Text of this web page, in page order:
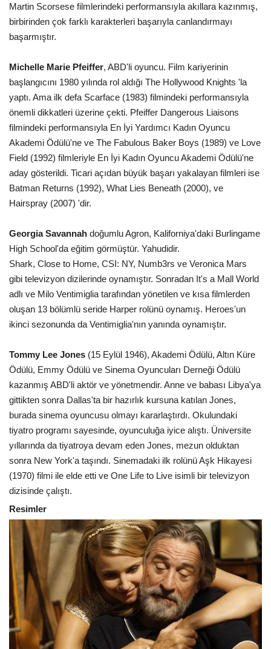
Martin Scorsese filmlerindeki performansıyla akıllara kazınmış,
birbirinden çok farklı karakterleri başarıyla canlandırmayı
başarmıştır.
Michelle Marie Pfeiffer, ABD'li oyuncu. Film kariyerinin
başlangıcını 1980 yılında rol aldığı The Hollywood Knights 'la
yaptı. Ama ilk defa Scarface (1983) filmindeki performansıyla
önemli dikkatleri üzerine çekti. Pfeiffer Dangerous Liaisons
filmindeki performansıyla En İyi Yardımcı Kadın Oyuncu
Akademi Ödülü'ne ve The Fabulous Baker Boys (1989) ve Love
Field (1992) filmleriyle En İyi Kadın Oyuncu Akademi Ödülü'ne
aday gösterildi. Ticari açıdan büyük başarı yakalayan filmleri ise
Batman Returns (1992), What Lies Beneath (2000), ve
Hairspray (2007) 'dir.
Georgia Savannah doğumlu Agron, Kaliforniya'daki Burlingame
High School'da eğitim görmüştür. Yahudidir.
Shark, Close to Home, CSI: NY, Numb3rs ve Veronica Mars
gibi televizyon dizilerinde oynamıştır. Sonradan It's a Mall World
adlı ve Milo Ventimiglia tarafından yönetilen ve kısa filmlerden
oluşan 13 bölümlü seride Harper rolünü oynamış. Heroes'un
ikinci sezonunda da Ventimiglia'nın yanında oynamıştır.
Tommy Lee Jones (15 Eylül 1946), Akademi Ödülü, Altın Küre
Ödülü, Emmy Ödülü ve Sinema Oyuncuları Derneği Ödülü
kazanmış ABD'li aktör ve yönetmendir. Anne ve babası Libya'ya
gittikten sonra Dallas'ta bir hazırlık kursuna katılan Jones,
burada sinema oyuncusu olmayı kararlaştırdı. Okulundaki
tiyatro programı sayesinde, oyunculuğa iyice alıştı. Üniversite
yıllarında da tiyatroya devam eden Jones, mezun olduktan
sonra New York'a taşındı. Sinemadaki ilk rolünü Aşk Hikayesi
(1970) filmi ile elde etti ve One Life to Live isimli bir televizyon
dizisinde çalıştı.
Resimler